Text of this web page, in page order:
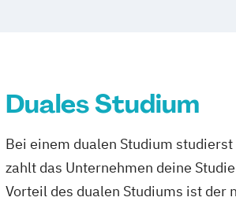
Duales Studium
Bei einem dualen Studium
zahlt das Unternehmen deine
Vorteil des dualen Studiums ist